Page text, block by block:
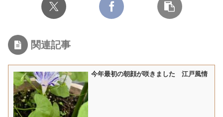
関連記事
今年最初の朝顔が咲きました 江戸風情